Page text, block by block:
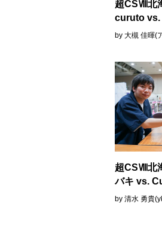
超CSⅧ北
curuto vs.
by 大槻 佳暉(
超CSⅧ北
バキ vs.
by 清水 勇貴